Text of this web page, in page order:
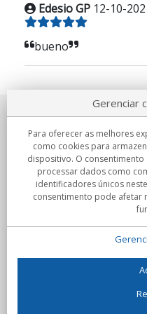
Edesio GP 12-10-
bueno
Sobre nosotros
Compromissos
Compras
Gerenciar
Para oferecer as melhores
como cookies para
dispositivo. O
processar dados como
identificadores únicos
consentimento pode afetar